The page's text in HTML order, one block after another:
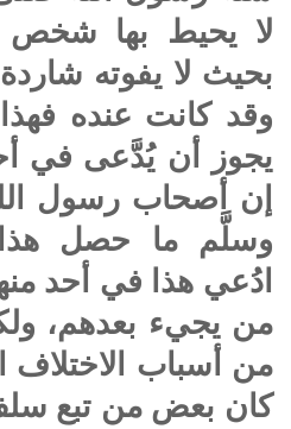
لا يحيط بها شخص
بحيث لا يفوته شاردة
وقد كانت عنده فهذا
يجوز أن يُدَّعى في
إن أصحاب رسول
وسلَّم ما حصل هذا
ادُعي هذا في أحد
من يجيء بعدهم،
من أسباب الاختلاف
كان بعض من تبع سلف